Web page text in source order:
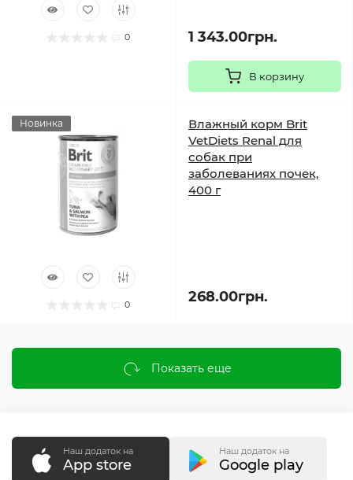
0 1 343.00грн.
В корзину
Новинка
0
Влажный корм Brit
VetDiets Renal для
собак при
заболеваниях почек,
400 г
268.00грн.
Показать еще
Наш додаток на
App store
Наш додаток на
Google play